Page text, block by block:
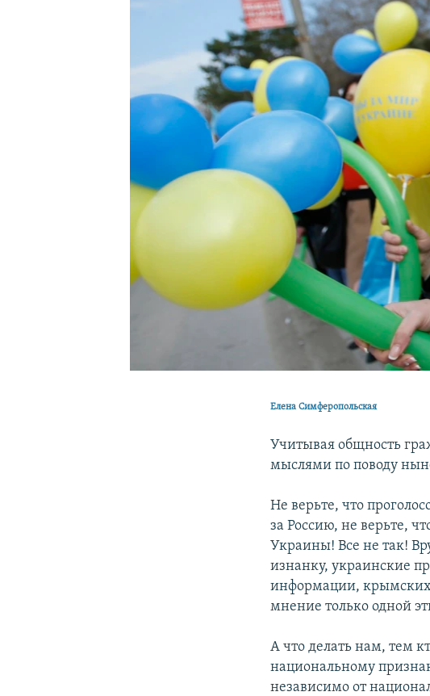
Елена Симферопольская
Учитывая общность
мыслями по поводу
Не верьте, что
за Россию, не верьте,
Украины! Все не так!
изнанку, украинские
информации, крымских
мнение только одной
А что делать нам, тем
национальному
независимо от